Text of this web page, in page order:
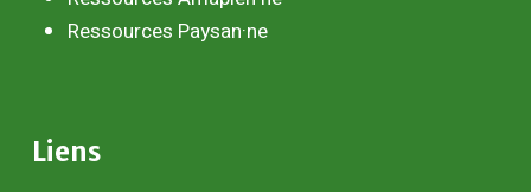
Ressources Paysan·ne
Liens